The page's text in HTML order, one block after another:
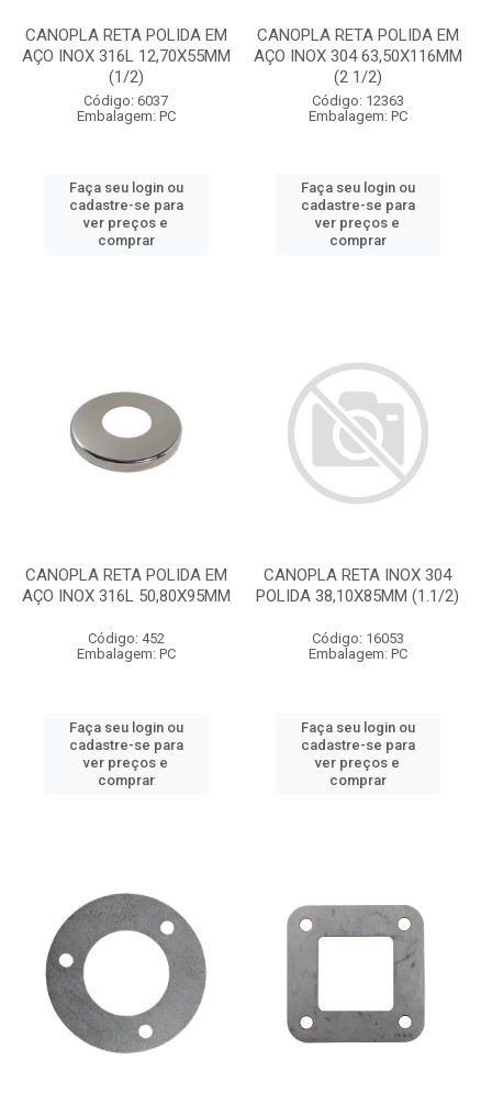
CANOPLA RETA POLIDA EM
AÇO INOX 316L 12,70X55MM
(1/2)
Código: 6037
Embalagem: PC
Faça seu login ou
cadastre-se para
ver preços e
comprar
CANOPLA RETA POLIDA EM
AÇO INOX 304 63,50X116MM
(2 1/2)
Código: 12363
Embalagem: PC
Faça seu login ou
cadastre-se para
ver preços e
comprar
CANOPLA RETA POLIDA EM
AÇO INOX 316L 50,80X95MM
Código: 452
Embalagem: PC
Faça seu login ou
cadastre-se para
ver preços e
comprar
CANOPLA RETA INOX 304
POLIDA 38,10X85MM (1.1/2)
Código: 16053
Embalagem: PC
Faça seu login ou
cadastre-se para
ver preços e
comprar